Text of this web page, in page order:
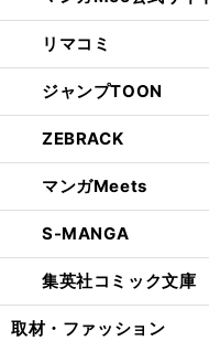
リマコミ
ジャンプTOON
ZEBRACK
マンガMeets
S-MANGA
集英社コミック文庫
取材・ファッション